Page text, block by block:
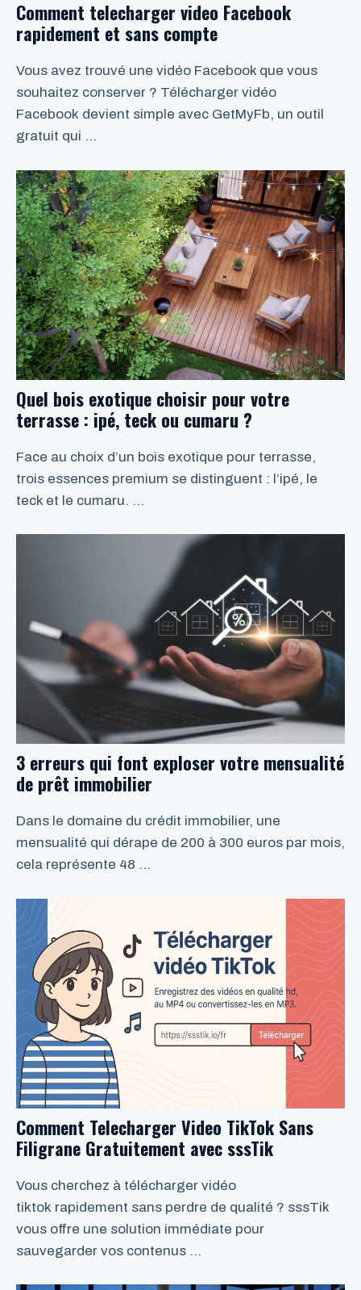
Comment telecharger video Facebook
rapidement et sans compte
Vous avez trouvé une vidéo Facebook que vous
souhaitez conserver ? Télécharger vidéo
Facebook devient simple avec GetMyFb, un outil
gratuit qui …
LIRE LA SUITE
Quel bois exotique choisir pour votre
terrasse : ipé, teck ou cumaru ?
Face au choix d’un bois exotique pour terrasse,
trois essences premium se distinguent : l’ipé, le
teck et le cumaru. …
3 erreurs qui font exploser votre mensualité
de prêt immobilier
Dans le domaine du crédit immobilier, une
mensualité qui dérape de 200 à 300 euros par mois,
cela représente 48 …
LIRE LA SUITE
Comment Telecharger Video TikTok Sans
Filigrane Gratuitement avec sssTik
Vous cherchez à télécharger vidéo
tiktok rapidement sans perdre de qualité ? sssTik
vous offre une solution immédiate pour
sauvegarder vos contenus …